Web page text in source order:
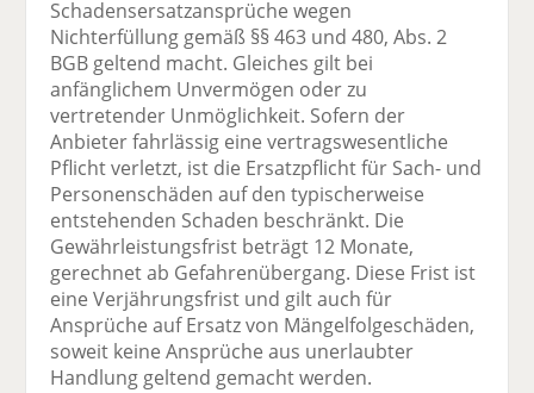
Schadensersatzansprüche wegen
Nichterfüllung gemäß §§ 463 und 480, Abs. 2
BGB geltend macht. Gleiches gilt bei
anfänglichem Unvermögen oder zu
vertretender Unmöglichkeit. Sofern der
Anbieter fahrlässig eine vertragswesentliche
Pflicht verletzt, ist die Ersatzpflicht für Sach- und
Personenschäden auf den typischerweise
entstehenden Schaden beschränkt. Die
Gewährleistungsfrist beträgt 12 Monate,
gerechnet ab Gefahrenübergang. Diese Frist ist
eine Verjährungsfrist und gilt auch für
Ansprüche auf Ersatz von Mängelfolgeschäden,
soweit keine Ansprüche aus unerlaubter
Handlung geltend gemacht werden.